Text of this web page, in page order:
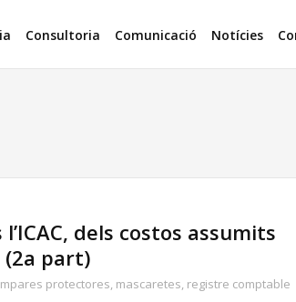
Consultoria Comunicació Notícies
dels costos assumits
(2a part)
protectores, mascaretes, registre comptable